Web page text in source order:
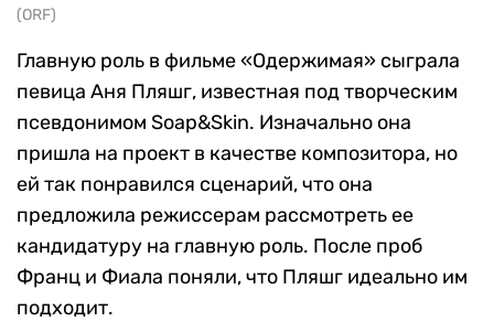
(ORF)
Главную роль в фильме «Одержимая» сыграла
певица Аня Пляшг, известная под творческим
псевдонимом Soap&Skin. Изначально она
пришла на проект в качестве композитора, но
ей так понравился сценарий, что она
предложила режиссерам рассмотреть ее
кандидатуру на главную роль. После проб
Франц и Фиала поняли, что Пляшг идеально им
подходит.